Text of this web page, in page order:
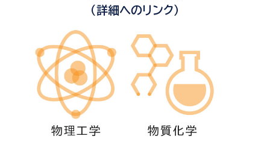
（詳細へのリンク）
理
学